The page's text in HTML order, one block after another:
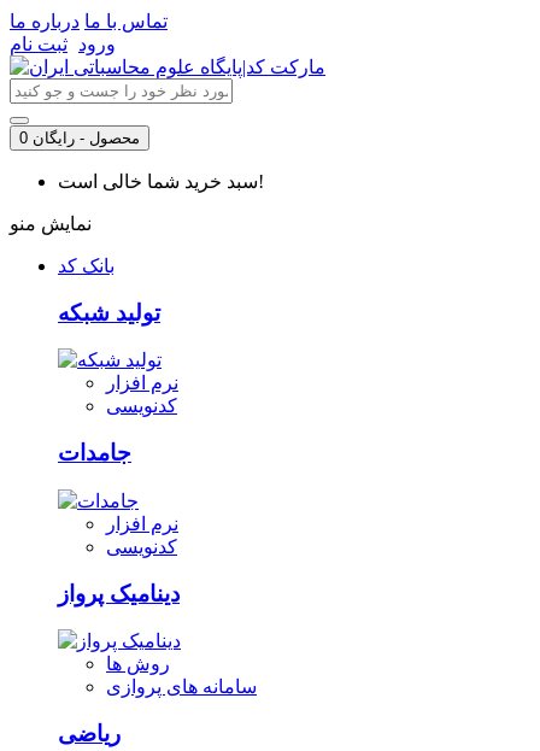
تماس با ما درباره ما
ورود ثبت نام
0 محصول - رایگان
سبد خرید شما خالی است!
نمایش منو
بانک کد
تولید شبکه
نرم افزار
کدنویسی
جامدات
نرم افزار
کدنویسی
دینامیک پرواز
روش ها
سامانه های پروازی
ریاضی